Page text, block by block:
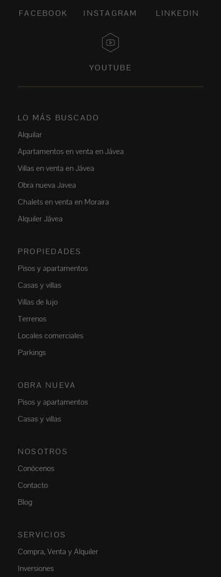
FACEBOOK INSTAGRAM LINKEDIN
YOUTUBE
LO MÁS BUSCADO
Alquilar
Apartamentos en venta en Jávea
Villas en venta en Jávea
Obra nueva Javea
Chalets en venta en Moraira
Alquiler Jávea
PROPIEDADES
Pisos y apartamentos
Casas y villas
Villas de lujo
Terrenos
Locales comerciales
Parkings
OBRA NUEVA
Pisos y apartamentos
Casas y villas
NOSOTROS
Conócenos
Contacto
Blog
SERVICIOS
Compra, Venta y Alquiler
Inversiones